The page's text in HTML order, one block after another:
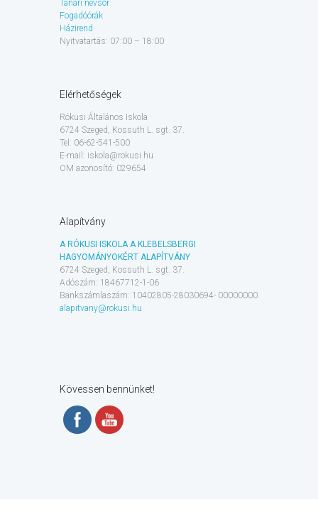
Tanári névsor
Fogadóórák
Házirend
Nyitvatartás: 07:00 – 18:00
Elérhetőségek
Rókusi Általános Iskola
6724 Szeged, Kossuth L. sgt. 37.
Tel: 06-62-541-500
E-mail: iskola@rokusi.hu
OM azonosító: 029654
Alapítvány
A RÓKUSI ISKOLA A KLEBELSBERGI
HAGYOMÁNYOKÉRT ALAPÍTVÁNY
6724 Szeged, Kossuth L. sgt. 37.
Adószám: 18467712-1-06
Bankszámlaszám: 10402805-28030694- 00000000
alapitvany@rokusi.hu
Kövessen bennünket!